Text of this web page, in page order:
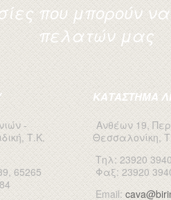
που μπορούν
πελατών μας
-
Τ.Κ.
65265
ΚΑΤΑΣΤΗΜΑ
Ανθέων 19,
Θεσσαλονίκη,
Τηλ: 23920
Φαξ: 23920
Email: